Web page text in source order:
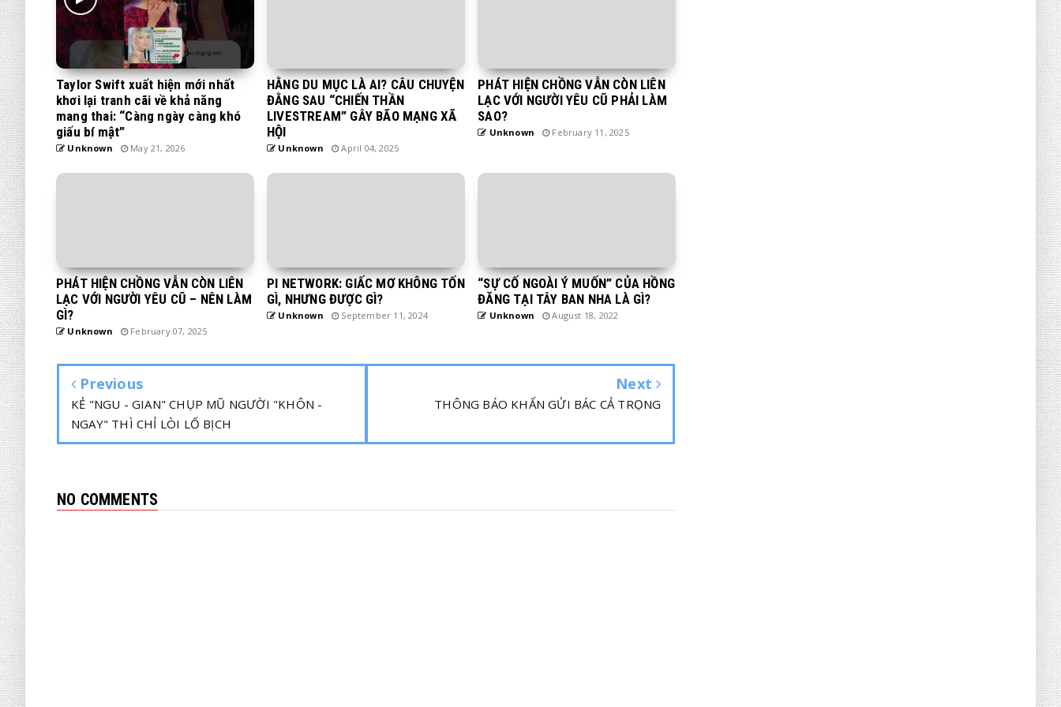
Taylor Swift xuất hiện mới nhất
khơi lại tranh cãi về khả năng
mang thai: “Càng ngày càng khó
giấu bí mật”
Unknown May 21, 2026
HẰNG DU MỤC LÀ AI? CÂU CHUYỆN
ĐẰNG SAU “CHIẾN THẦN
LIVESTREAM” GÂY BÃO MẠNG XÃ
HỘI
Unknown April 04, 2025
PHÁT HIỆN CHỒNG VẪN CÒN LIÊN
LẠC VỚI NGƯỜI YÊU CŨ PHẢI LÀM
SAO?
Unknown February 11, 2025
PHÁT HIỆN CHỒNG VẪN CÒN LIÊN
LẠC VỚI NGƯỜI YÊU CŨ – NÊN LÀM
GÌ?
Unknown February 07, 2025
PI NETWORK: GIẤC MƠ KHÔNG TỐN
GÌ, NHƯNG ĐƯỢC GÌ?
Unknown September 11, 2024
“SỰ CỐ NGOÀI Ý MUỐN” CỦA HỒNG
ĐĂNG TẠI TÂY BAN NHA LÀ GÌ?
Unknown August 18, 2022
Previous
KẺ "NGU - GIAN" CHỤP MŨ NGƯỜI "KHÔN -
NGAY" THÌ CHỈ LÒI LỐ BỊCH
Next
THÔNG BÁO KHẨN GỬI BÁC CẢ TRỌNG
NO COMMENTS